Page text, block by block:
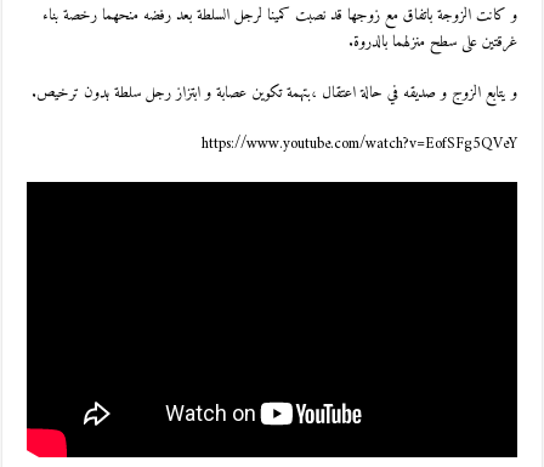
و كانت الزوجة باتفاق مع زوجها قد نصبت كمينا لرجل السلطة بعد رفضه منحهما رخصة بناء
غرقتين على سطح منزلهما بالدروة.
و يتابع الزوج و صديقه في حالة اعتقال ،بتهمة تكوين عصابة و ابتزاز رجل سلطة بدون ترخيص.
https://www.youtube.com/watch?v=EofSFg5QVeY